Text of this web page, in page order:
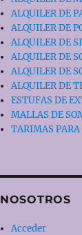
ALQUILER DE
ALQUILER DE
ALQUILER DE
ALQUILER DE
ALQUILER DE
ALQUILER DE
ESTUFAS DE
MALLAS DE
TARIMAS PARA
NOSOTROS
Acceder